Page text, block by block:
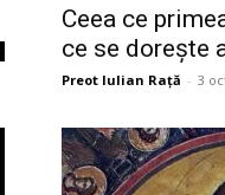
Ceea ce
ce se doreşte
Preot Iulian Raţă - 3